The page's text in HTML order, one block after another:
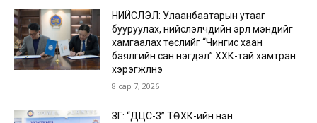
НИЙСЛЭЛ: Улаанбаатарын утааг
бууруулах, нийслэлчүүдийн эрүүл мэндийг
хамгаалах төслийг “Чингис хаан
баялгийн сан нэгдэл” ХХК-тай хамтран
хэрэгжүүлнэ
8 сар 7, 2026
ЗГ: “ДЦС-3” ТӨХК-ийн нэн